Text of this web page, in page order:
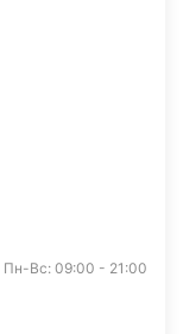
Пн-Вс: 09:00 - 21:00